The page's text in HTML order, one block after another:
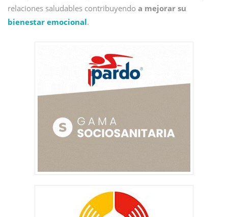
relaciones saludables contribuyendo a mejorar su
bienestar emocional.